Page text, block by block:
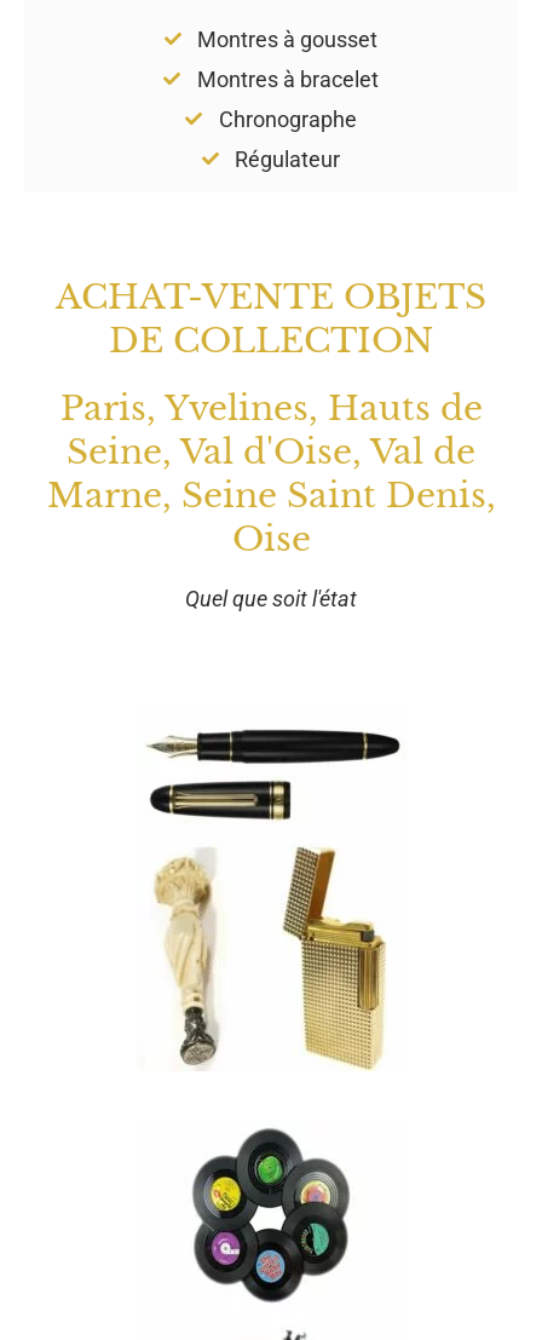
Montres à gousset
Montres à bracelet
Chronographe
Régulateur
ACHAT-VENTE OBJETS
DE COLLECTION
Paris, Yvelines, Hauts de
Seine, Val d'Oise, Val de
Marne, Seine Saint Denis,
Oise
Quel que soit l'état